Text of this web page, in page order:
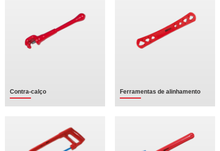
Contra-calço Ferramentas de alinhamento